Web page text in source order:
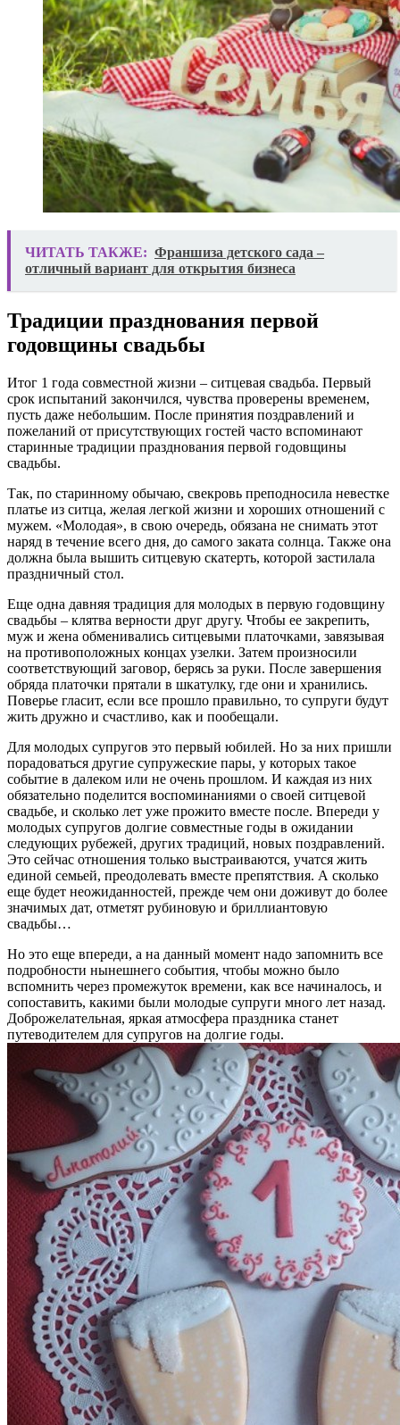
ЧИТАТЬ ТАКЖЕ: Франшиза детского сада –
отличный вариант для открытия бизнеса
Традиции празднования первой
годовщины свадьбы
Итог 1 года совместной жизни – ситцевая свадьба. Первый
срок испытаний закончился, чувства проверены временем,
пусть даже небольшим. После принятия поздравлений и
пожеланий от присутствующих гостей часто вспоминают
старинные традиции празднования первой годовщины
свадьбы.
Так, по старинному обычаю, свекровь преподносила невестке
платье из ситца, желая легкой жизни и хороших отношений с
мужем. «Молодая», в свою очередь, обязана не снимать этот
наряд в течение всего дня, до самого заката солнца. Также она
должна была вышить ситцевую скатерть, которой застилала
праздничный стол.
Еще одна давняя традиция для молодых в первую годовщину
свадьбы – клятва верности друг другу. Чтобы ее закрепить,
муж и жена обменивались ситцевыми платочками, завязывая
на противоположных концах узелки. Затем произносили
соответствующий заговор, берясь за руки. После завершения
обряда платочки прятали в шкатулку, где они и хранились.
Поверье гласит, если все прошло правильно, то супруги будут
жить дружно и счастливо, как и пообещали.
Для молодых супругов это первый юбилей. Но за них пришли
порадоваться другие супружеские пары, у которых такое
событие в далеком или не очень прошлом. И каждая из них
обязательно поделится воспоминаниями о своей ситцевой
свадьбе, и сколько лет уже прожито вместе после. Впереди у
молодых супругов долгие совместные годы в ожидании
следующих рубежей, других традиций, новых поздравлений.
Это сейчас отношения только выстраиваются, учатся жить
единой семьей, преодолевать вместе препятствия. А сколько
еще будет неожиданностей, прежде чем они доживут до более
значимых дат, отметят рубиновую и бриллиантовую
свадьбы…
Но это еще впереди, а на данный момент надо запомнить все
подробности нынешнего события, чтобы можно было
вспомнить через промежуток времени, как все начиналось, и
сопоставить, какими были молодые супруги много лет назад.
Доброжелательная, яркая атмосфера праздника станет
путеводителем для супругов на долгие годы.